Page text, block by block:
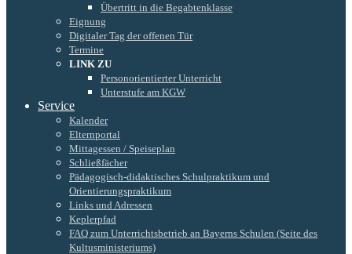
Übertritt in die Begabtenklasse
Eignung
Digitaler Tag der offenen Tür
Termine
LINK ZU
Personorientierter Unterricht
Unterstufe am KGW
Service
Kalender
Elternportal
Mittagessen / Speiseplan
Schließfächer
Pädagogisch-didaktisches Schulpraktikum und
Orientierungspraktikum
Links und Adressen
Keplerpfad
FAQ zum Unterrichtsbetrieb an Bayerns Schulen (Seite des
Kultusministeriums)